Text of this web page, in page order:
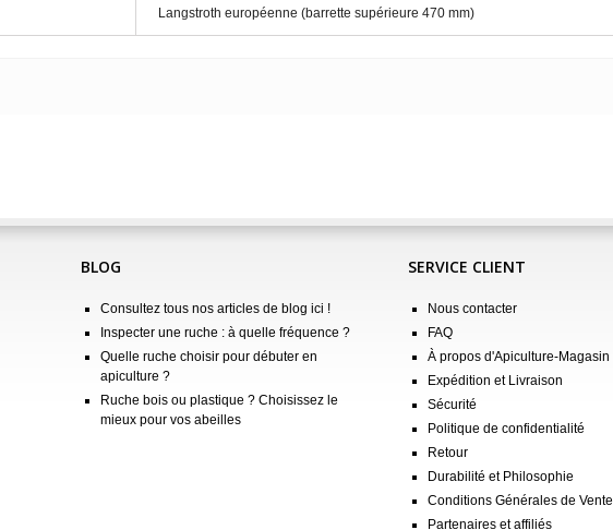
Langstroth européenne (barrette supérieure 470 mm)
BLOG
Consultez tous nos articles de blog ici !
Inspecter une ruche : à quelle fréquence ?
Quelle ruche choisir pour débuter en
apiculture ?
Ruche bois ou plastique ? Choisissez le
mieux pour vos abeilles
SERVICE CLIENT
Nous contacter
FAQ
À propos d'Apiculture-Magasin
Expédition et Livraison
Sécurité
Politique de confidentialité
Retour
Durabilité et Philosophie
Conditions Générales de Vente
Partenaires et affiliés